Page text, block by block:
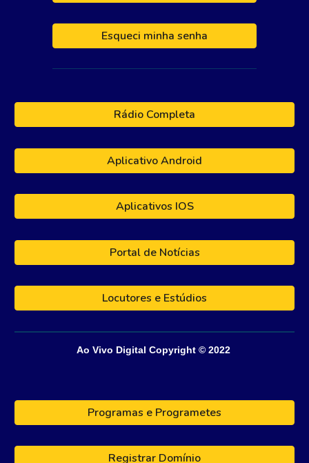
Esqueci minha senha
Rádio Completa
Aplicativo Android
Aplicativos IOS
Portal de Notícias
Locutores e Estúdios
Ao Vivo Digital Copyright © 2022
Programas e Programetes
Registrar Domínio